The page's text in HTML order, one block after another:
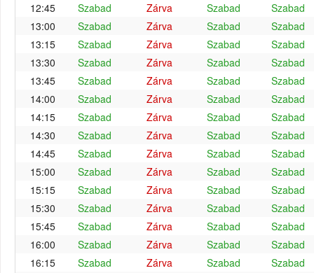
12:45
Szabad Zárva Szabad
Szabad
13:00
Szabad Zárva Szabad
Szabad
13:15
Szabad Zárva Szabad
Szabad
13:30
Szabad Zárva Szabad
Szabad
13:45
Szabad Zárva Szabad
Szabad
14:00
Szabad Zárva Szabad
Szabad
14:15
Szabad Zárva Szabad
Szabad
14:30
Szabad Zárva Szabad
Szabad
14:45
Szabad Zárva Szabad
Szabad
15:00
Szabad Zárva Szabad
Szabad
15:15
Szabad Zárva Szabad
Szabad
15:30
Szabad Zárva Szabad
Szabad
15:45
Szabad Zárva Szabad
Szabad
16:00
Szabad Zárva Szabad
Szabad
16:15
Szabad Zárva Szabad Szabad